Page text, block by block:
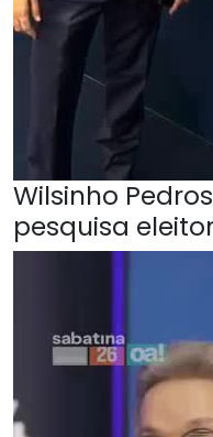
Wilsinho
pesquisa